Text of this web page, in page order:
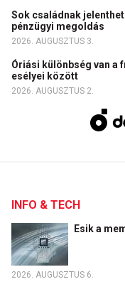
Sok családnak
pénzügyi megoldás
2026. AUGUSZTUS 3.
Óriási különbség van
esélyei között
2026. AUGUSZTUS 2.
INFO & TECH
Esik a
2026. AUGUSZTUS 6.